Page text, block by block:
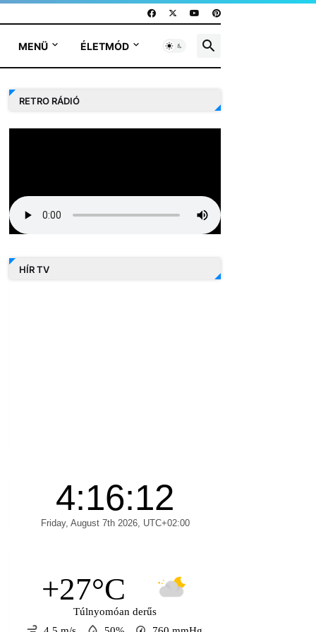
MENÜ ÉLETMÓD
RETRO RÁDIÓ
HÍR TV
+27°C
Túlnyomóan derűs